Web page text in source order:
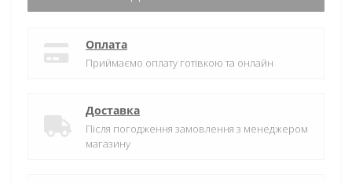
Оплата
Приймаємо оплату готівкою та онлайн
Доставка
Після погодження замовлення з менеджером
магазину